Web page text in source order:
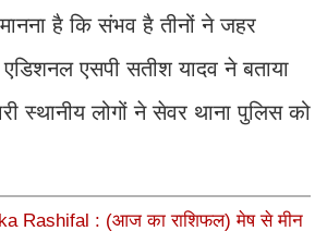
है कि संभव है तीनों ने जहर
एसपी सतीश यादव ने बताया
स्थानीय लोगों ने सेवर थाना पुलिस को
Rashifal : (आज का राशिफल) मेष से मीन